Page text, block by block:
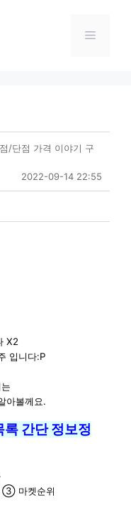
Menu
/단점 가격 이야기 구
2022-09-14 22:55
X2
입니다:P
아볼께요.
록 간단 정보정
마켓순위